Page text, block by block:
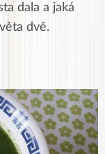
dala a jaká
dvě.